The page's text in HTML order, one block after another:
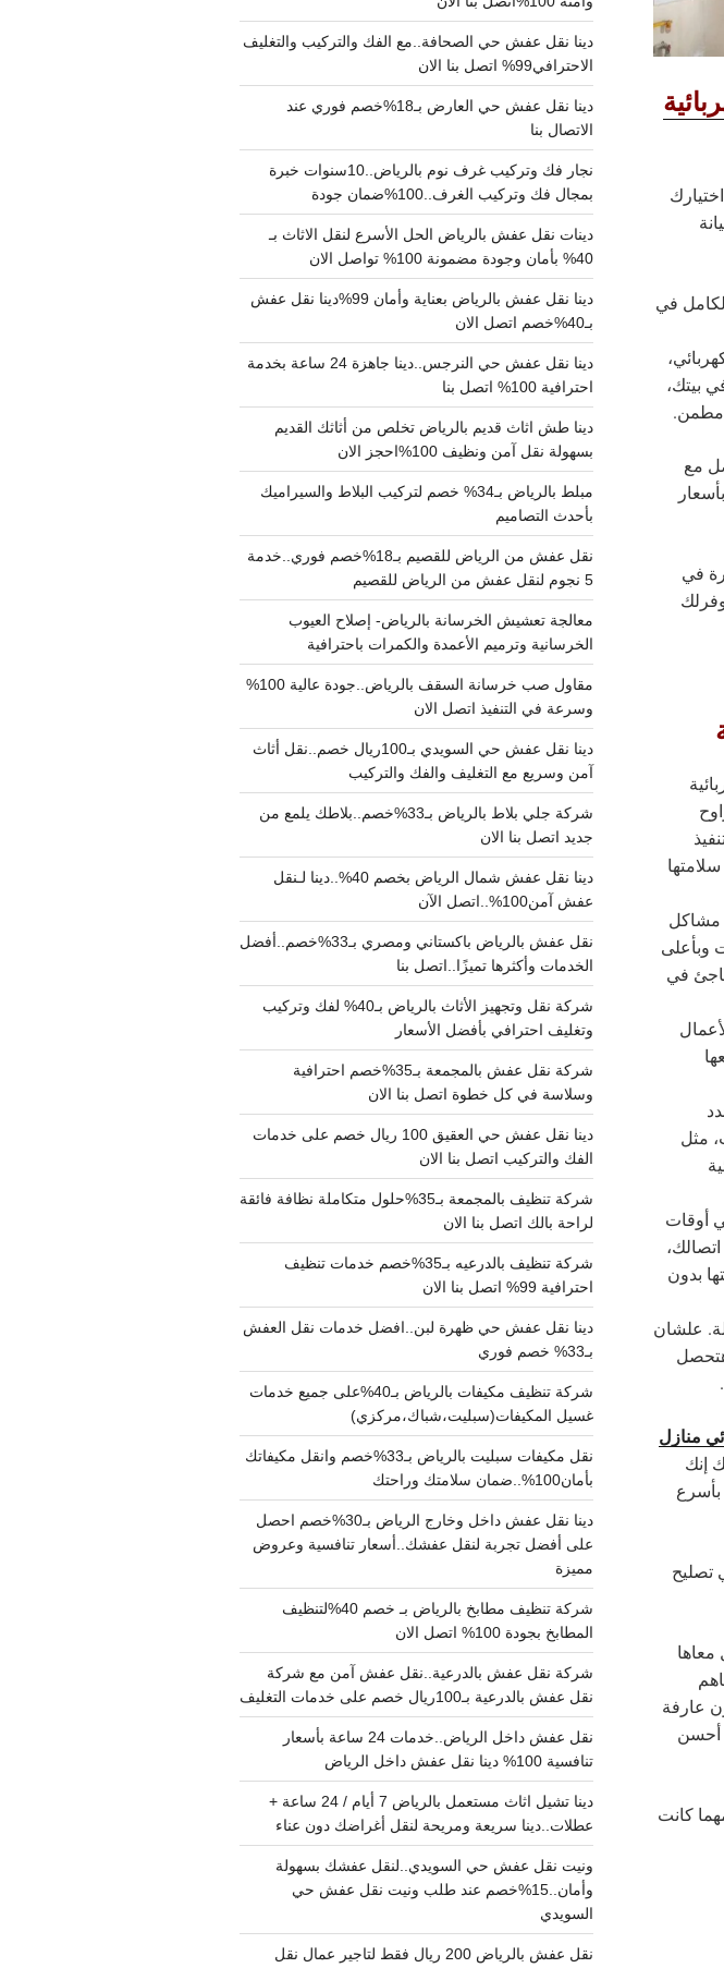
في
بيتك،
مطمن.
مع
في
مشاكل
وبأعلى
في
مثل
أوقات
بمجرد اتصالك،
بدون
علشان
هتحصل
منازل
إنك
بأسرع
تصليح
عارفة
أحسن
ومهما كانت
دينا نقل عفش حي الصحافة..مع الفك والتركيب والتغليف
الاحترافي99% اتصل بنا الان
دينا نقل عفش حي العارض بـ18%خصم فوري عند
الاتصال بنا
نجار فك وتركيب غرف نوم بالرياض..10سنوات خبرة
بمجال فك وتركيب الغرف..100%ضمان جودة
دينات نقل عفش بالرياض الحل الأسرع لنقل الاثاث بـ
40% بأمان وجودة مضمونة 100% تواصل الان
دينا نقل عفش بالرياض بعناية وأمان 99%دينا نقل عفش
بـ40%خصم اتصل الان
دينا نقل عفش حي النرجس..دينا جاهزة 24 ساعة بخدمة
احترافية 100% اتصل بنا
دينا طش اثاث قديم بالرياض تخلص من أثاثك القديم
بسهولة نقل آمن ونظيف 100%احجز الان
مبلط بالرياض بـ34% خصم لتركيب البلاط والسيراميك
بأحدث التصاميم
نقل عفش من الرياض للقصيم بـ18%خصم فوري..خدمة
5 نجوم لنقل عفش من الرياض للقصيم
معالجة تعشيش الخرسانة بالرياض- إصلاح العيوب
الخرسانية وترميم الأعمدة والكمرات باحترافية
مقاول صب خرسانة السقف بالرياض..جودة عالية 100%
وسرعة في التنفيذ اتصل الان
دينا نقل عفش حي السويدي بـ100ريال خصم..نقل أثاث
آمن وسريع مع التغليف والفك والتركيب
شركة جلي بلاط بالرياض بـ33%خصم..بلاطك يلمع من
جديد اتصل بنا الان
دينا نقل عفش شمال الرياض بخصم 40%..دينا لـنقل
عفش آمن100%..اتصل الآن
نقل عفش بالرياض باكستاني ومصري بـ33%خصم..أفضل
الخدمات وأكثرها تميزًا..اتصل بنا
شركة نقل وتجهيز الأثاث بالرياض بـ40% لفك وتركيب
وتغليف احترافي بأفضل الأسعار
شركة نقل عفش بالمجمعة بـ35%خصم احترافية
وسلاسة في كل خطوة اتصل بنا الان
دينا نقل عفش حي العقيق 100 ريال خصم على خدمات
الفك والتركيب اتصل بنا الان
شركة تنظيف بالمجمعة بـ35%حلول متكاملة نظافة فائقة
لراحة بالك اتصل بنا الان
شركة تنظيف بالدرعيه بـ35%خصم خدمات تنظيف
احترافية 99% اتصل بنا الان
دينا نقل عفش حي ظهرة لبن..افضل خدمات نقل العفش
بـ33% خصم فوري
شركة تنظيف مكيفات بالرياض بـ40%على جميع خدمات
غسيل المكيفات(سبليت،شباك،مركزي)
نقل مكيفات سبليت بالرياض بـ33%خصم وانقل مكيفاتك
بأمان100%..ضمان سلامتك وراحتك
دينا نقل عفش داخل وخارج الرياض بـ30%خصم احصل
على أفضل تجربة لنقل عفشك..أسعار تنافسية وعروض
مميزة
شركة تنظيف مطابخ بالرياض بـ خصم 40%لتنظيف
المطابخ بجودة 100% اتصل الان
شركة نقل عفش بالدرعية..نقل عفش آمن مع شركة
نقل عفش بالدرعية بـ100ريال خصم على خدمات التغليف
نقل عفش داخل الرياض..خدمات 24 ساعة بأسعار
تنافسية 100% دينا نقل عفش داخل الرياض
دينا تشيل اثاث مستعمل بالرياض 7 أيام / 24 ساعة +
عطلات..دينا سريعة ومريحة لنقل أغراضك دون عناء
ونيت نقل عفش حي السويدي..لنقل عفشك بسهولة
وأمان..15%خصم عند طلب ونيت نقل عفش حي
السويدي
نقل عفش بالرياض 200 ريال فقط لتاجير عمال نقل